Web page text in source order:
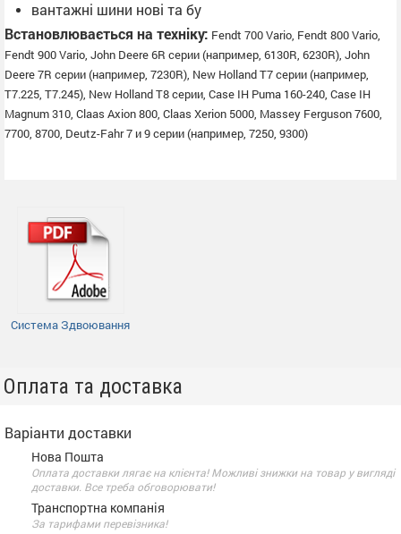
вантажні шини нові та бу
Встановлювається на техніку: Fendt 700 Vario, Fendt 800 Vario,
Fendt 900 Vario, John Deere 6R серии (например, 6130R, 6230R), John
Deere 7R серии (например, 7230R), New Holland T7 серии (например,
T7.225, T7.245), New Holland T8 серии, Case IH Puma 160-240, Case IH
Magnum 310, Claas Axion 800, Claas Xerion 5000, Massey Ferguson 7600,
7700, 8700, Deutz-Fahr 7 и 9 серии (например, 7250, 9300)
Система Здвоювання
Оплата та доставка
Варіанти доставки
Нова Пошта
Оплата доставки лягає на клієнта! Можливі знижки на товар у вигляді
доставки. Все треба обговорювати!
Транспортна компанія
За тарифами перевізника!